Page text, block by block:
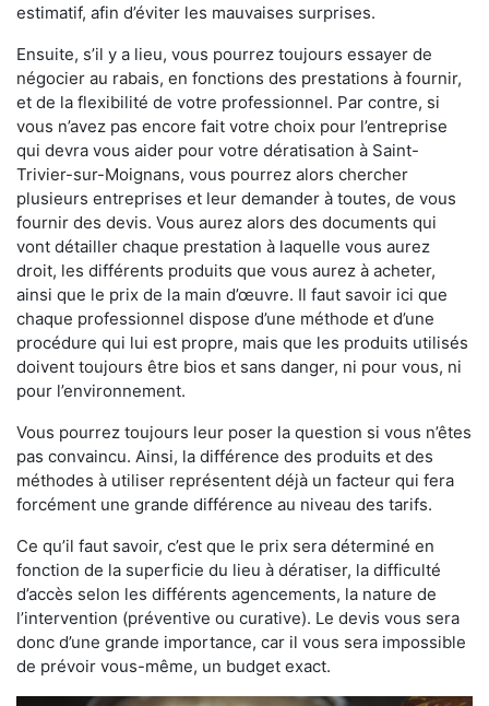
estimatif, afin d’éviter les mauvaises surprises.
Ensuite, s’il y a lieu, vous pourrez toujours essayer de
négocier au rabais, en fonctions des prestations à fournir,
et de la flexibilité de votre professionnel. Par contre, si
vous n’avez pas encore fait votre choix pour l’entreprise
qui devra vous aider pour votre dératisation à Saint-
Trivier-sur-Moignans, vous pourrez alors chercher
plusieurs entreprises et leur demander à toutes, de vous
fournir des devis. Vous aurez alors des documents qui
vont détailler chaque prestation à laquelle vous aurez
droit, les différents produits que vous aurez à acheter,
ainsi que le prix de la main d’œuvre. Il faut savoir ici que
chaque professionnel dispose d’une méthode et d’une
procédure qui lui est propre, mais que les produits utilisés
doivent toujours être bios et sans danger, ni pour vous, ni
pour l’environnement.
Vous pourrez toujours leur poser la question si vous n’êtes
pas convaincu. Ainsi, la différence des produits et des
méthodes à utiliser représentent déjà un facteur qui fera
forcément une grande différence au niveau des tarifs.
Ce qu’il faut savoir, c’est que le prix sera déterminé en
fonction de la superficie du lieu à dératiser, la difficulté
d’accès selon les différents agencements, la nature de
l’intervention (préventive ou curative). Le devis vous sera
donc d’une grande importance, car il vous sera impossible
de prévoir vous-même, un budget exact.